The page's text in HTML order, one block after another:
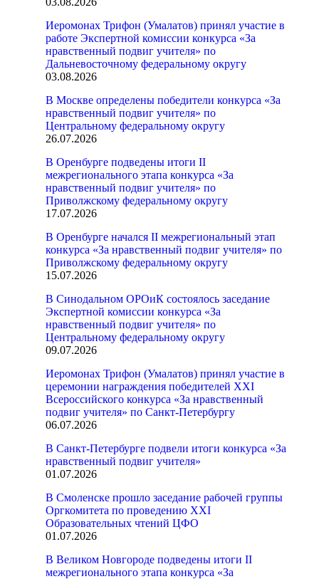
Иеромонах Трифон (Умалатов) принял участие в
работе Экспертной комиссии конкурса «За
нравственный подвиг учителя» по
Дальневосточному федеральному округу
03.08.2026
В Москве определены победители конкурса «За
нравственный подвиг учителя» по
Центральному федеральному округу
26.07.2026
В Оренбурге подведены итоги II
межрегионального этапа конкурса «За
нравственный подвиг учителя» по
Приволжскому федеральному округу
17.07.2026
В Оренбурге начался II межрегиональный этап
конкурса «За нравственный подвиг учителя» по
Приволжскому федеральному округу
15.07.2026
В Синодальном ОРОиК состоялось заседание
Экспертной комиссии конкурса «За
нравственный подвиг учителя» по
Центральному федеральному округу
09.07.2026
Иеромонах Трифон (Умалатов) принял участие в
церемонии награждения победителей XXI
Всероссийского конкурса «За нравственный
подвиг учителя» по Санкт-Петербургу
06.07.2026
В Санкт-Петербурге подвели итоги конкурса «За
нравственный подвиг учителя»
01.07.2026
В Смоленске прошло заседание рабочей группы
Оргкомитета по проведению XXI
Образовательных чтений ЦФО
01.07.2026
В Великом Новгороде подведены итоги II
межрегионального этапа конкурса «За